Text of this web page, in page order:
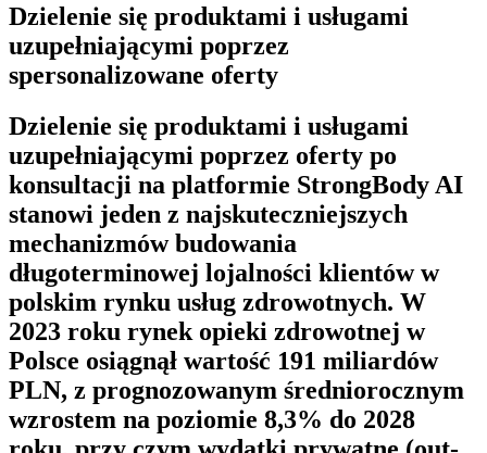
Dzielenie się produktami i usługami
uzupełniającymi poprzez
spersonalizowane oferty
Dzielenie się produktami i usługami
uzupełniającymi poprzez oferty po
konsultacji na platformie StrongBody AI
stanowi jeden z najskuteczniejszych
mechanizmów budowania
długoterminowej lojalności klientów w
polskim rynku usług zdrowotnych. W
2023 roku rynek opieki zdrowotnej w
Polsce osiągnął wartość 191 miliardów
PLN, z prognozowanym średniorocznym
wzrostem na poziomie 8,3% do 2028